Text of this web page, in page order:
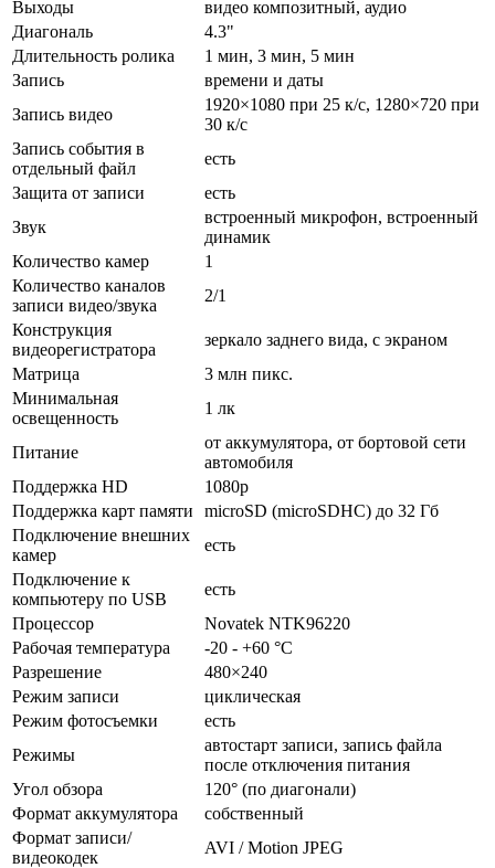
Выходы
видео композитный, аудио
Диагональ
4.3"
Длительность ролика
1 мин, 3 мин, 5 мин
Запись
времени и даты
Запись видео
1920×1080 при 25 к/с, 1280×720 при
30 к/с
Запись события в
отдельный файл
есть
Защита от записи
есть
Звук
встроенный микрофон, встроенный
динамик
Количество камер
1
Количество каналов
записи видео/звука
2/1
Конструкция
видеорегистратора
зеркало заднего вида, с экраном
Матрица
3 млн пикс.
Минимальная
освещенность
1 лк
Питание
от аккумулятора, от бортовой сети
автомобиля
Поддержка HD
1080p
Поддержка карт памяти
microSD (microSDHC) до 32 Гб
Подключение внешних
камер
есть
Подключение к
компьютеру по USB
есть
Процессор
Novatek NTK96220
Рабочая температура
-20 - +60 °C
Разрешение
480×240
Режим записи
циклическая
Режим фотосъемки
есть
Режимы
автостарт записи, запись файла
после отключения питания
Угол обзора
120° (по диагонали)
Формат аккумулятора
собственный
Формат записи/
видеокодек
AVI / Motion JPEG